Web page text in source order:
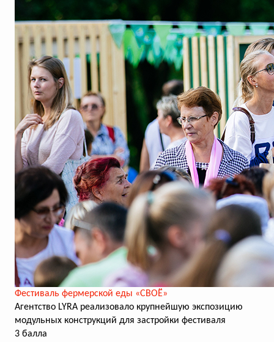
Фестиваль фермерской еды «СВОЁ»
Агентство LYRA реализовало крупнейшую экспозицию
модульных конструкций для застройки фестиваля
3 балла